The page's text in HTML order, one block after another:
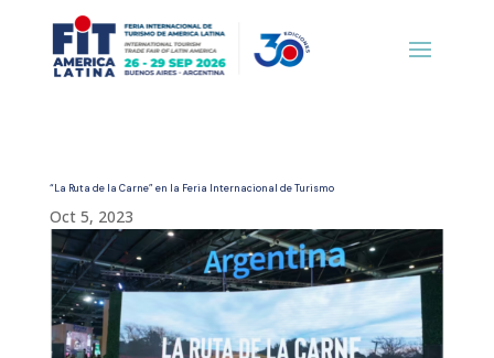
“La Ruta de la Carne” en la Feria Internacional de Turismo
Oct 5, 2023